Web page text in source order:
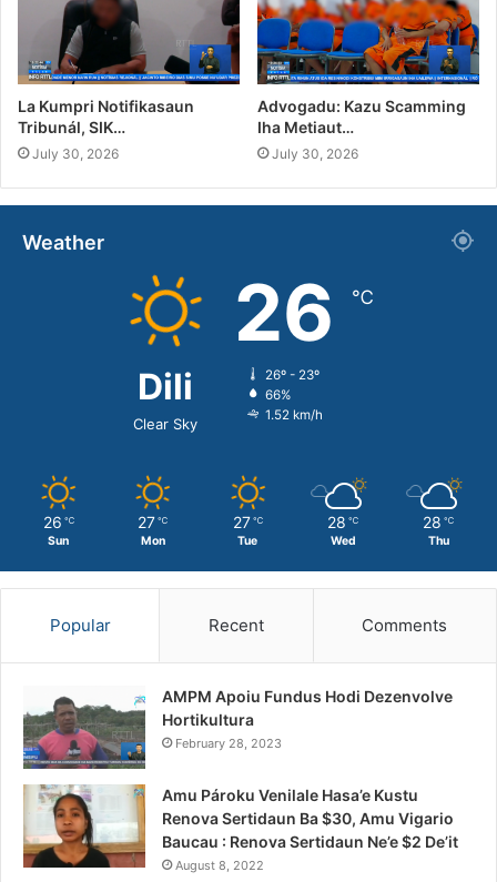
La Kumpri Notifikasaun
Tribunál, SIK…
July 30, 2026
Advogadu: Kazu Scamming
Iha Metiaut…
July 30, 2026
Weather
Dili
Clear Sky
26 ℃
26º - 23º
66%
1.52 km/h
26 ℃
Sun
27 ℃
Mon
27 ℃
Tue
28 ℃
Wed
28 ℃
Thu
Popular Recent Comments
AMPM Apoiu Fundus Hodi Dezenvolve
Hortikultura
February 28, 2023
Amu Pároku Venilale Hasa’e Kustu
Renova Sertidaun Ba $30, Amu Vigario
Baucau : Renova Sertidaun Ne’e $2 De’it
August 8, 2022